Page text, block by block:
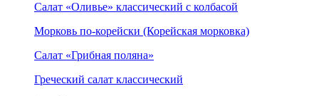
Салат «Оливье» классический с колбасой
Морковь по-корейски (Корейская морковка)
Салат «Грибная поляна»
Греческий салат классический